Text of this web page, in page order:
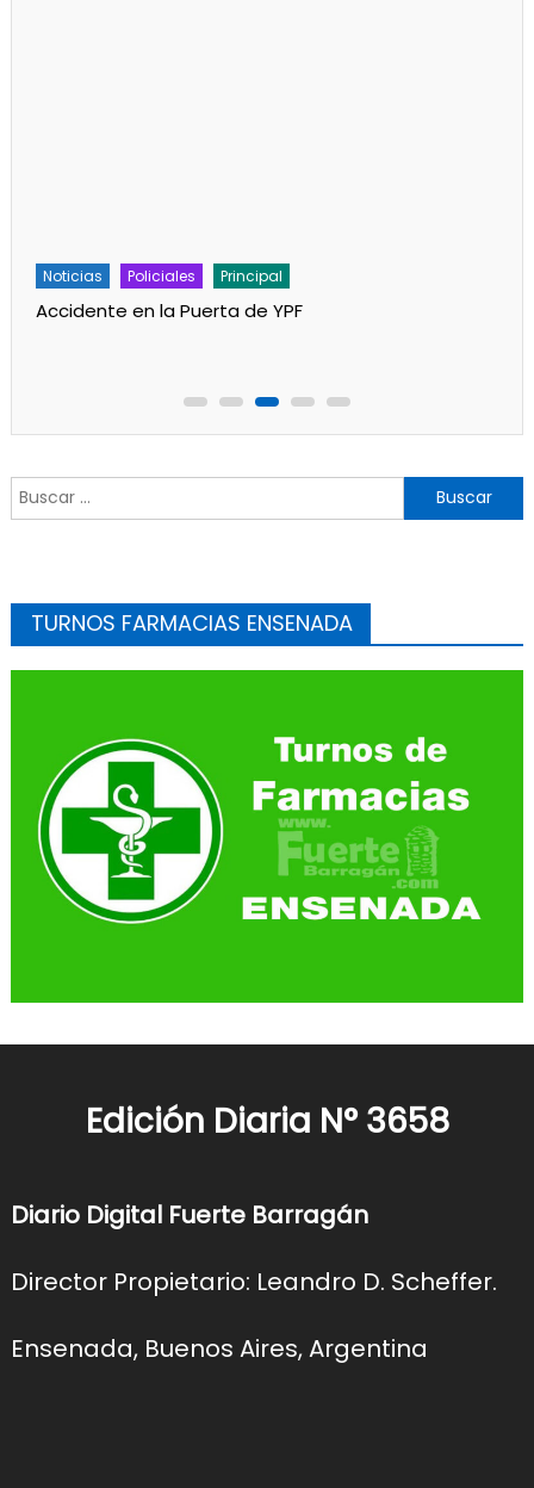
Noticias Policiales Principal
Accidente en la Puerta de YPF
Buscar:
TURNOS FARMACIAS ENSENADA
Edición Diaria N° 3658
Diario Digital Fuerte Barragán
Director Propietario: Leandro D. Scheffer.
Ensenada, Buenos Aires, Argentina